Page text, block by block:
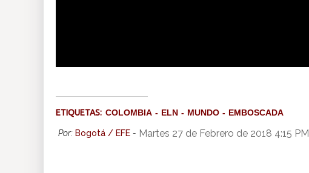
ETIQUETAS: COLOMBIA ELN MUNDO EMBOSCADA
Por: Bogotá / EFE - Martes 27 de Febrero de 2018 4:15 PM